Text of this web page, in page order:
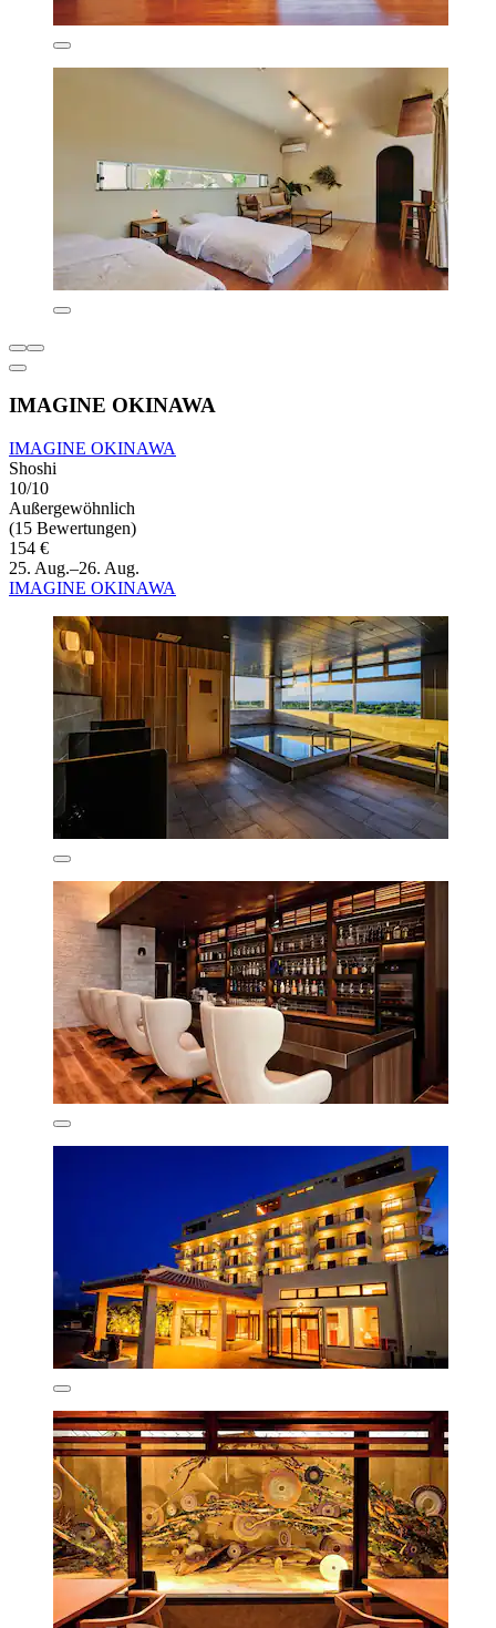
IMAGINE OKINAWA
IMAGINE OKINAWA
Shoshi
10/10
Außergewöhnlich
(15 Bewertungen)
154 €
25. Aug.–26. Aug.
IMAGINE OKINAWA